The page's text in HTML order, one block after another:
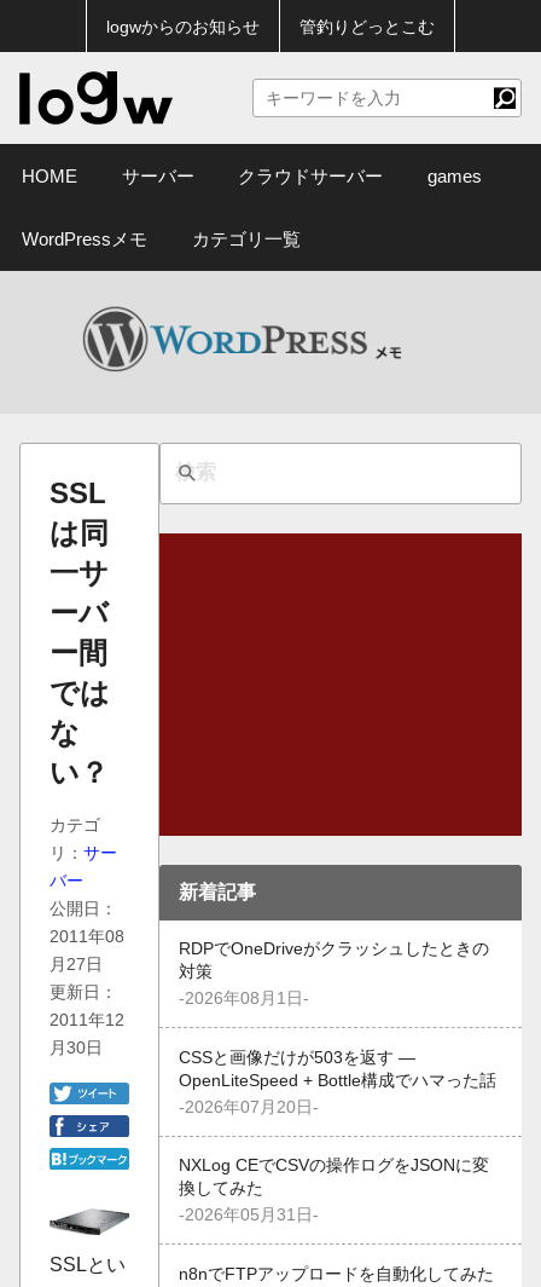
logwからのお知らせ 管釣りどっとこむ
HOME サーバー クラウドサーバー games
WordPressメモ カテゴリ一覧
SSL
は同
一サ
ーバ
ー間
では
な
い？
カテゴ
リ： サー
バー
公開日：
2011年08
月27日
更新日：
2011年12
月30日
SSLとい
新着記事
RDPでOneDriveがクラッシュしたときの
対策
-2026年08月1日-
CSSと画像だけが503を返す —
OpenLiteSpeed + Bottle構成でハマった話
-2026年07月20日-
NXLog CEでCSVの操作ログをJSONに変
換してみた
-2026年05月31日-
n8nでFTPアップロードを自動化してみた